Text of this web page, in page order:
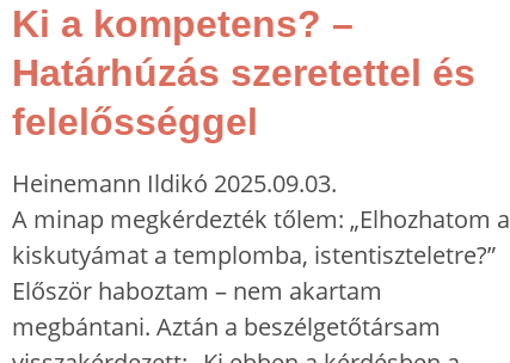
Ki a kompetens? –
Határhúzás szeretettel és
felelősséggel
Heinemann Ildikó 2025.09.03.
A minap megkérdezték tőlem: „Elhozhatom a
kiskutyámat a templomba, istentiszteletre?”
Először haboztam – nem akartam
megbántani. Aztán a beszélgetőtársam